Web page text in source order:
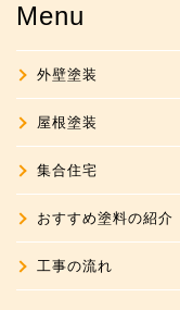
Menu
外壁塗装
屋根塗装
集合住宅
おすすめ塗料の紹介
工事の流れ